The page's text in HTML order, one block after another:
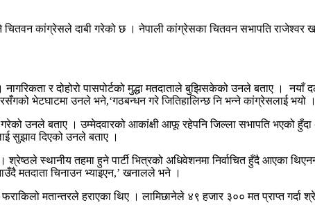
चितवन कांग्रेसले दाबी गरेको छ । नेपाली कांग्रेसका चितवन सभापति राजेश्वर
र दोहोरो पासपोर्टको मुद्धा मतदाताले बुझिसकेको उनले बताए । नयाँ
भेटघाटमा उनले भने,‘गठबन्धन गरे जितिहालिन्छ नि भन्ने कांग्रेसलाई भयो ।
उनले बताए । उम्मेदवारको आकांक्षी आफू रहेपनि जिल्ला सभापति भएको
सुझाव दिएको उनले बताए ।
स्थानीय तहमा हुने पार्टी भित्रको अधिवेशनमा निर्वाचित हुँदै आएका
मतदाता चिनाउन भ्याइएन,’ खनालले भने ।
फराकिलो मतान्तरले हराएका थिए । लामिछानेले ४९ हजार ३०० मत प्राप्त